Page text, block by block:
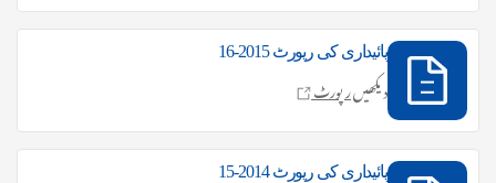
پائیداری کی رپورٹ 2015-16
دیکھیںرپورٹ
پائیداری کی رپورٹ 2014-15